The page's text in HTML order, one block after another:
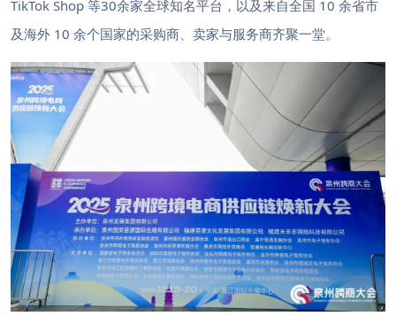
TikTok Shop 等30余家全球知名平台，以及来自全国 10 余省市
及海外 10 余个国家的采购商、卖家与服务商齐聚一堂。